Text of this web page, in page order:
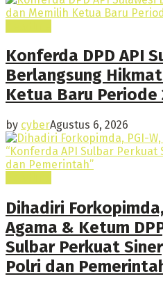
Konferda DPD API
Berlangsung
Ketua Baru Periode
by cyberAgustus 6, 2026
Dihadiri
Agama & Ketum
Sulbar Perkuat
Polri dan